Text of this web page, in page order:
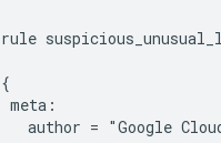
rule
{
meta:
author = "Google